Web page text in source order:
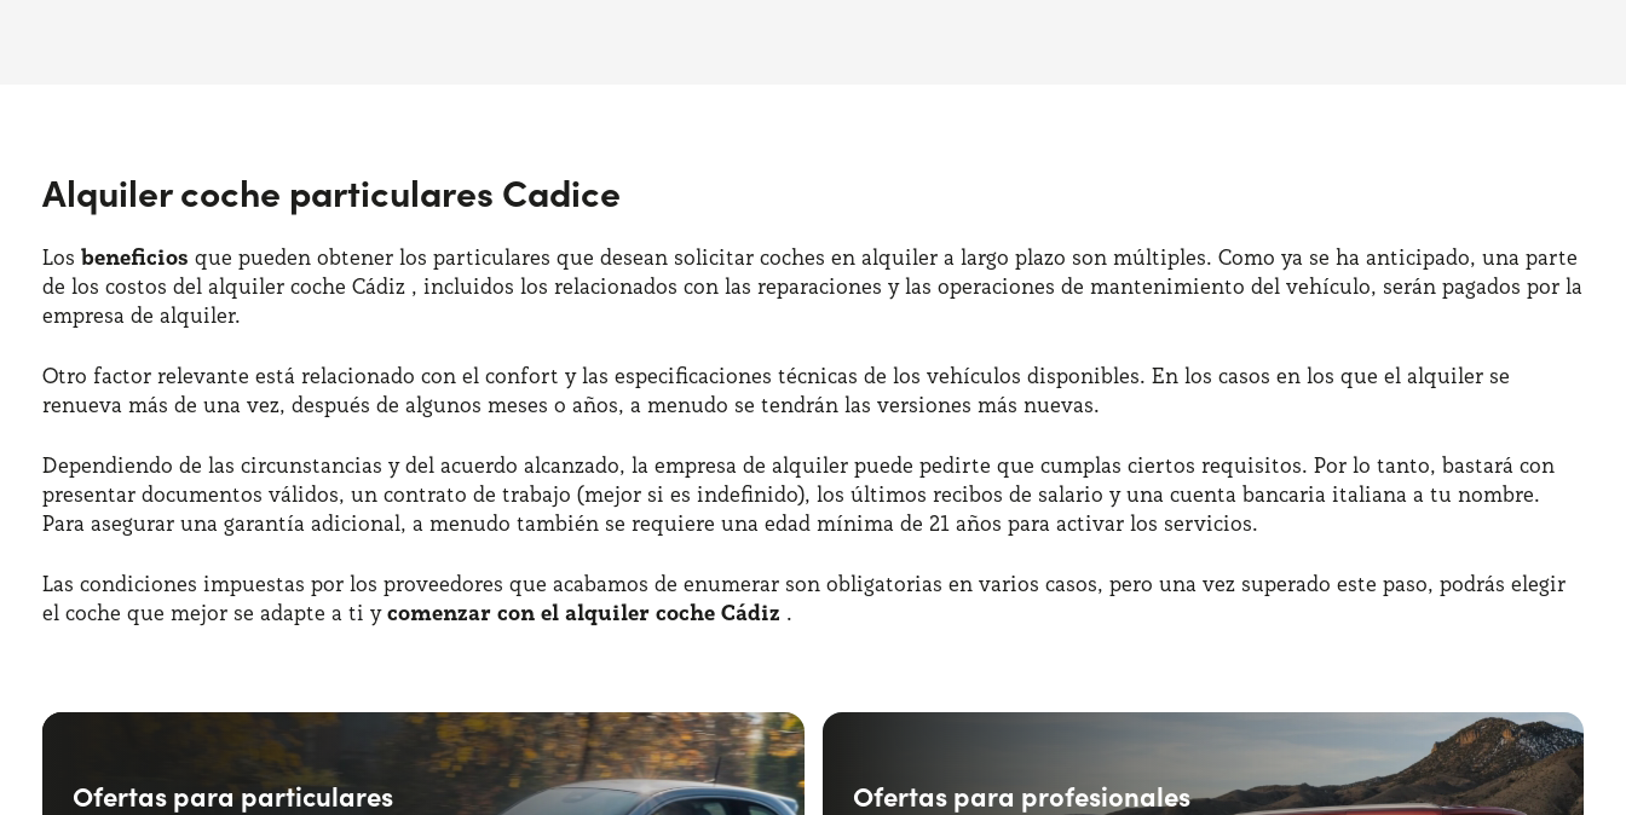
Alquiler coche particulares Cadice
Los beneficios que pueden obtener los particulares que desean solicitar coches en alquiler a largo plazo son múltiples. Como ya se ha anticipado, una parte
de los costos del alquiler coche Cádiz , incluidos los relacionados con las reparaciones y las operaciones de mantenimiento del vehículo, serán pagados por la
empresa de alquiler.
Otro factor relevante está relacionado con el confort y las especificaciones técnicas de los vehículos disponibles. En los casos en los que el alquiler se
renueva más de una vez, después de algunos meses o años, a menudo se tendrán las versiones más nuevas.
Dependiendo de las circunstancias y del acuerdo alcanzado, la empresa de alquiler puede pedirte que cumplas ciertos requisitos. Por lo tanto, bastará con
presentar documentos válidos, un contrato de trabajo (mejor si es indefinido), los últimos recibos de salario y una cuenta bancaria italiana a tu nombre.
Para asegurar una garantía adicional, a menudo también se requiere una edad mínima de 21 años para activar los servicios.
Las condiciones impuestas por los proveedores que acabamos de enumerar son obligatorias en varios casos, pero una vez superado este paso, podrás elegir
el coche que mejor se adapte a ti ycomenzar con el alquiler coche Cádiz .
Ofertas para particulares Ofertas para profesionales